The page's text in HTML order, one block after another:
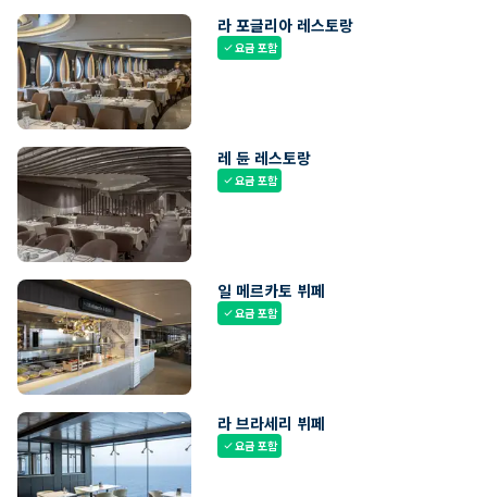
라 포글리아 레스토랑
check요금 포함
레 듄 레스토랑
check요금 포함
일 메르카토 뷔페
check요금 포함
라 브라세리 뷔페
check요금 포함